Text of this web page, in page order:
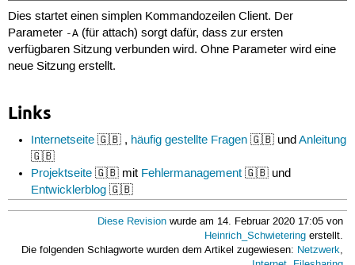
Dies startet einen simplen Kommandozeilen Client. Der
Parameter -A(für attach) sorgt dafür, dass zur ersten
verfügbaren Sitzung verbunden wird. Ohne Parameter wird eine
neue Sitzung erstellt.
Links
Internetseite 🇬🇧 , häufig gestellte Fragen 🇬🇧 undAnleitung
🇬🇧
Projektseite 🇬🇧 mit Fehlermanagement 🇬🇧 und
Entwicklerblog 🇬🇧
Diese Revision wurde am 14. Februar 2020 17:05 von
Heinrich_Schwietering erstellt.
Die folgenden Schlagworte wurden dem Artikel zugewiesen: Netzwerk,